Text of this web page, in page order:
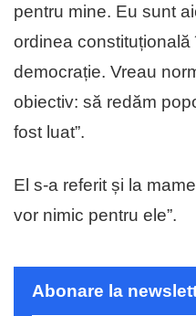
pentru mine. Eu sunt
ordinea constituțională
democrație. Vreau
obiectiv: să redăm
fost luat”.
El s-a referit și la
vor nimic pentru ele”.
Abonare la